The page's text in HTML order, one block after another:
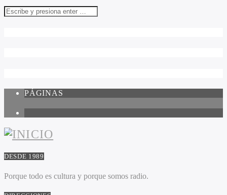
PÁGINAS
DESDE 1989
Porque todo es cultura y porque somos radio.